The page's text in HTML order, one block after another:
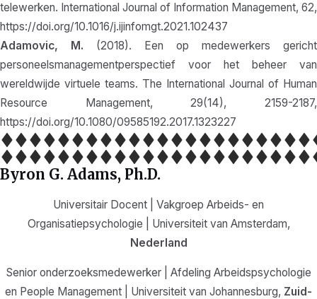
telewerken. International Journal of Information Management, 62,
https://doi.org/10.1016/j.ijinfomgt.2021.102437
Adamovic, M. (2018). Een op medewerkers gericht
personeelsmanagementperspectief voor het beheer van
wereldwijde virtuele teams. The International Journal of Human
Resource Management, 29(14), 2159-2187,
https://doi.org/10.1080/09585192.2017.1323227
Byron G. Adams, Ph.D.
Universitair Docent | Vakgroep Arbeids- en
Organisatiepsychologie | Universiteit van Amsterdam,
Nederland
Senior onderzoeksmedewerker | Afdeling Arbeidspsychologie
en People Management | Universiteit van Johannesburg, Zuid-